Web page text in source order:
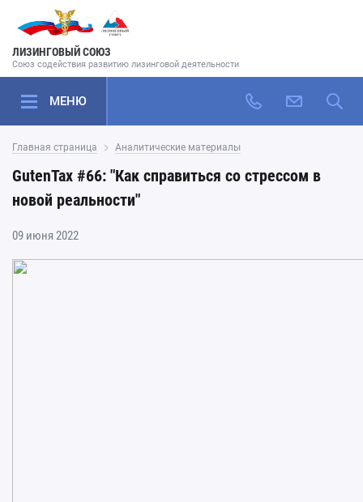
ЛИЗИНГОВЫЙ СОЮЗ
Союз содействия развитию лизинговой деятельности
МЕНЮ
Главная страница Аналитические материалы
GutenTax #66: "Как справиться со стрессом в
новой реальности"
09 июня 2022